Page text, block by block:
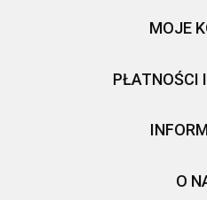
MOJE
PŁATNOŚCI
O